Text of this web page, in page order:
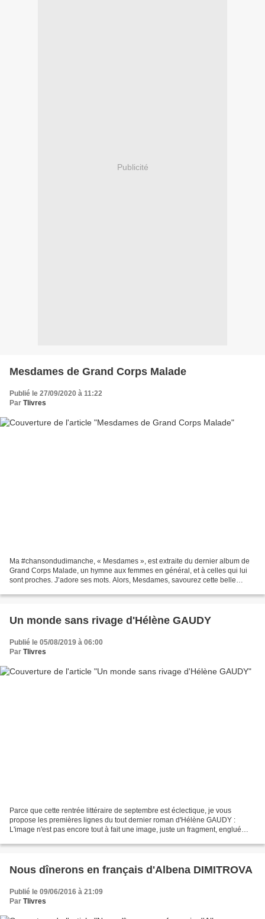
Publicité
Mesdames de Grand Corps Malade
Publié le 27/09/2020 à 11:22
Par Tlivres
Ma #chansondudimanche, « Mesdames », est extraite du dernier album de
Grand Corps Malade, un hymne aux femmes en général, et à celles qui lui
sont proches. J’adore ses mots. Alors, Mesdames, savourez cette belle
malade.lnk.to/MesdamesSingle...
Un monde sans rivage d'Hélène GAUDY
Publié le 05/08/2019 à 06:00
Par Tlivres
Parce que cette rentrée littéraire de septembre est éclectique, je vous
propose les premières lignes du tout dernier roman d'Hélène GAUDY :
L'image n'est pas encore tout à fait une image, juste un fragment, englué
Nous dînerons en français d'Albena DIMITROVA
Publié le 09/06/2016 à 21:09
Par Tlivres